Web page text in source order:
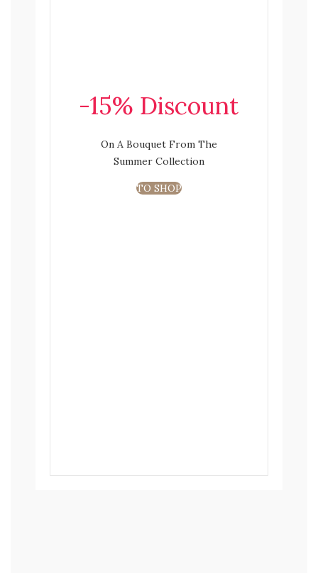
-15% Discount
On A Bouquet From The
Summer Collection
TO SHOP